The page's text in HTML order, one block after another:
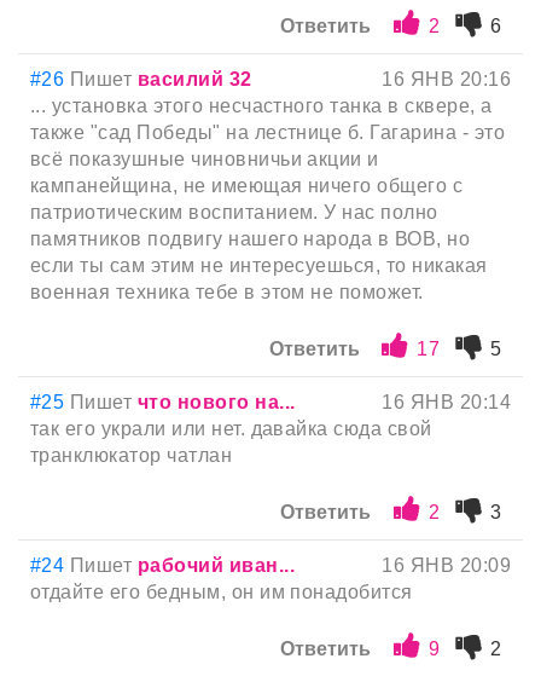
Ответить 2 6
#26 Пишет василий 32
16 ЯНВ 20:16
... установка этого несчастного танка в сквере, а
также "сад Победы" на лестнице б. Гагарина - это
всё показушные чиновничьи акции и
кампанейщина, не имеющая ничего общего с
патриотическим воспитанием. У нас полно
памятников подвигу нашего народа в ВОВ, но
если ты сам этим не интересуешься, то никакая
военная техника тебе в этом не поможет.
Ответить 17 5
#25 Пишет что нового на...
16 ЯНВ 20:14
так его украли или нет. давайка сюда свой
транклюкатор чатлан
Ответить 2 3
#24 Пишет рабочий иван...
16 ЯНВ 20:09
отдайте его бедным, он им понадобится
Ответить 9 2